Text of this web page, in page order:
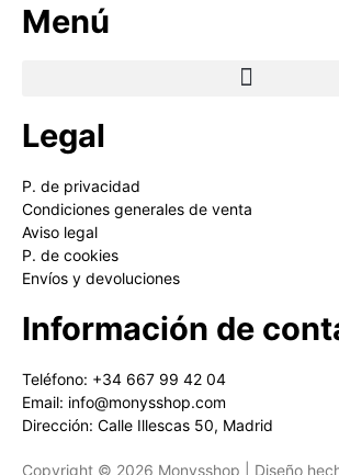
Menú
Legal
P. de privacidad
Condiciones generales de venta
Aviso legal
P. de cookies
Envíos y devoluciones
Información de
Teléfono: +34 667 99 42 04
Email: info@monysshop.com
Dirección: Calle Illescas 50, Madrid
Copyright © 2026 Monysshop | Diseño